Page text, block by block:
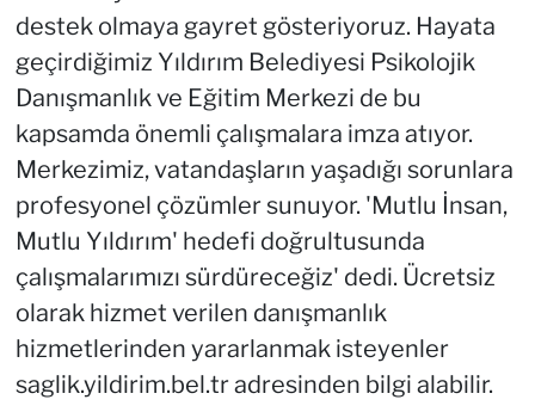
destek olmaya gayret gösteriyoruz. Hayata
geçirdiğimiz Yıldırım Belediyesi Psikolojik
Danışmanlık ve Eğitim Merkezi de bu
kapsamda önemli çalışmalara imza atıyor.
Merkezimiz, vatandaşların yaşadığı sorunlara
profesyonel çözümler sunuyor. 'Mutlu İnsan,
Mutlu Yıldırım' hedefi doğrultusunda
çalışmalarımızı sürdüreceğiz' dedi. Ücretsiz
olarak hizmet verilen danışmanlık
hizmetlerinden yararlanmak isteyenler
saglik.yildirim.bel.tr adresinden bilgi alabilir.